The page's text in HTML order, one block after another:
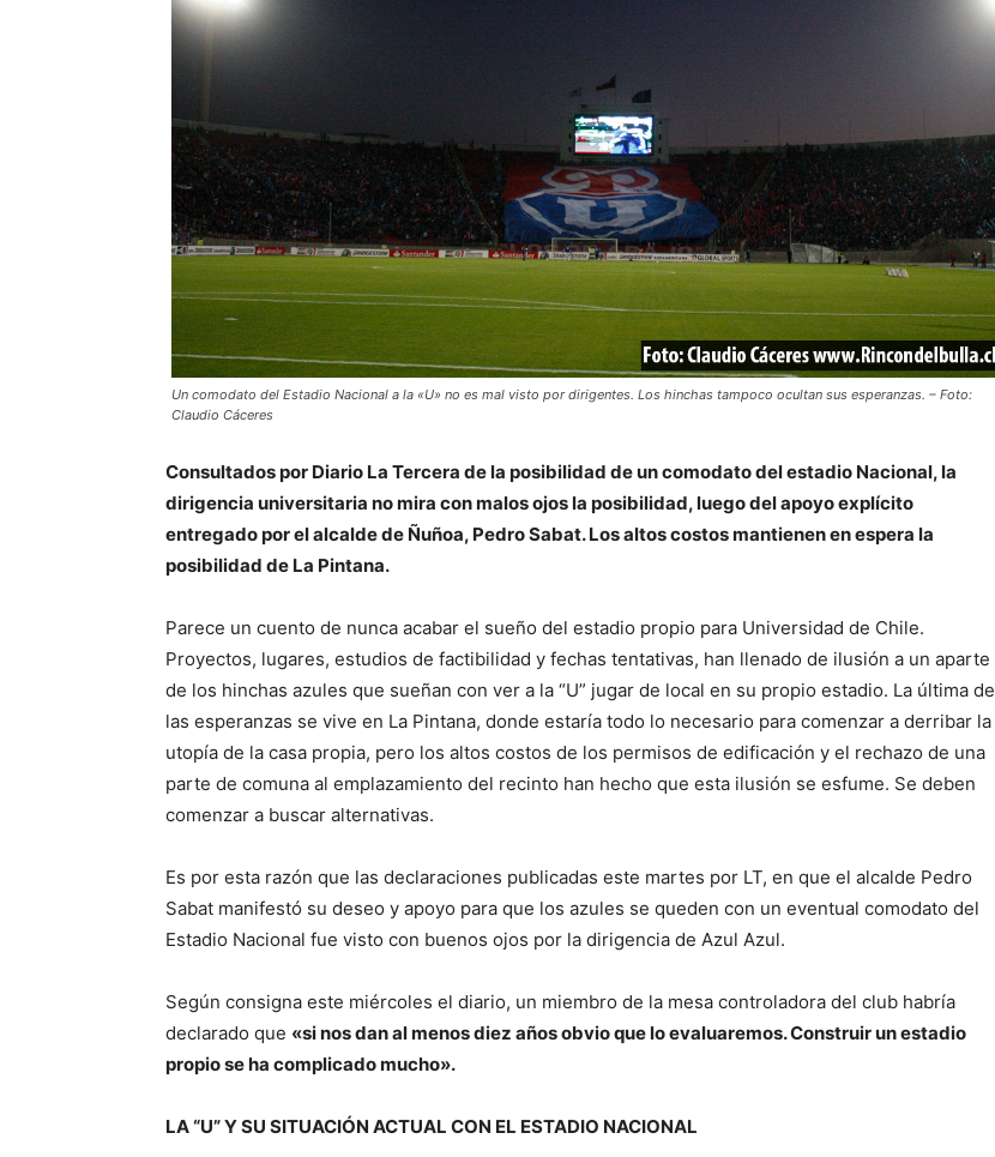
Un comodato del Estadio Nacional a la «U» no es mal visto por dirigentes. Los hinchas tampoco ocultan sus esperanzas. – Foto:
Claudio Cáceres
Consultados por Diario La Tercera de la posibilidad de un comodato del estadio Nacional, la
dirigencia universitaria no mira con malos ojos la posibilidad, luego del apoyo explícito
entregado por el alcalde de Ñuñoa, Pedro Sabat. Los altos costos mantienen en espera la
posibilidad de La Pintana.
Parece un cuento de nunca acabar el sueño del estadio propio para Universidad de Chile.
Proyectos, lugares, estudios de factibilidad y fechas tentativas, han llenado de ilusión a un aparte
de los hinchas azules que sueñan con ver a la “U” jugar de local en su propio estadio. La última de
las esperanzas se vive en La Pintana, donde estaría todo lo necesario para comenzar a derribar la
utopía de la casa propia, pero los altos costos de los permisos de edificación y el rechazo de una
parte de comuna al emplazamiento del recinto han hecho que esta ilusión se esfume. Se deben
comenzar a buscar alternativas.
Es por esta razón que las declaraciones publicadas este martes por LT, en que el alcalde Pedro
Sabat manifestó su deseo y apoyo para que los azules se queden con un eventual comodato del
Estadio Nacional fue visto con buenos ojos por la dirigencia de Azul Azul.
Según consigna este miércoles el diario, un miembro de la mesa controladora del club habría
declarado que «si nos dan al menos diez años obvio que lo evaluaremos. Construir un estadio
propio se ha complicado mucho».
LA “U” Y SU SITUACIÓN ACTUAL CON EL ESTADIO NACIONAL